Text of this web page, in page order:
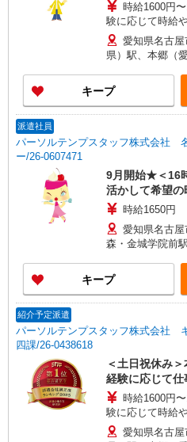
時給1600円
験に応じて時給
愛知県名古
県）駅、本郷（
キープ
派遣社員
パーソルテンプスタッフ株式会社
ー/26-0607471
9月開始★＜16
活かして希望
時給1650円
愛知県名古
森・金城学院前
キープ
紹介予定派遣
パーソルテンプスタッフ株式会社
四課/26-0438618
＜土日祝休み
経験に応じて仕
時給1600円
験に応じて時給
愛知県名古